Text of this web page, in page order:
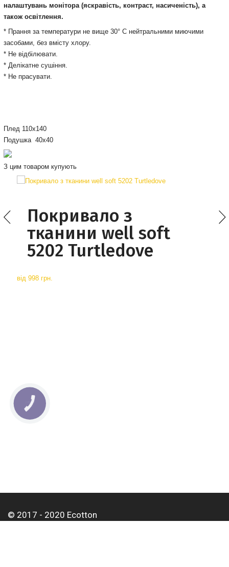
налаштувань монітора (яскравість, контраст, насиченість), а
також освітлення.
Подробнее:https://rozetka.com.ua/magija_comforta_350198/
* Прання за температури не вище 30° С нейтральними миючими
засобами, без вмісту хлору.
* Не відбілювати.
* Делікатне сушіння.
* Не прасувати.
Плед 110х140
Подушка 40х40
З цим товаром купують
Покривало з
тканини well soft
5202 Turtledove
від 998 грн.
© 2017 - 2020 Ecotton
КНОПКА
СВЯЗИ